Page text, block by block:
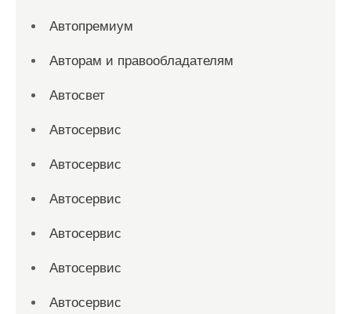
Автопремиум
Авторам и правообладателям
Автосвет
Автосервис
Автосервис
Автосервис
Автосервис
Автосервис
Автосервис